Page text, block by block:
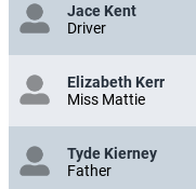
Jace Kent
Driver
Elizabeth Kerr
Miss Mattie
Tyde Kierney
Father